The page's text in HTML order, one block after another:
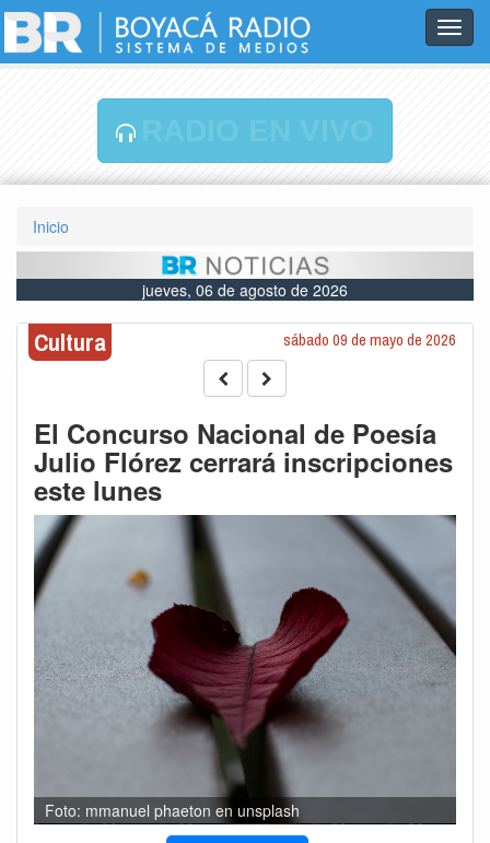
Inicio
jueves, 06 de agosto de 2026
Cultura sábado 09 de mayo de 2026
El Concurso Nacional de Poesía
Julio Flórez cerrará inscripciones
este lunes
Foto: mmanuel phaeton en unsplash